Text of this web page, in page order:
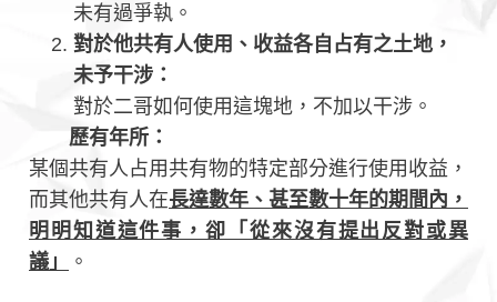
未有過爭執。
對於他共有人使用、收益各自占有之土地，
未予干涉：
對於二哥如何使用這塊地，不加以干涉。
歷有年所：
某個共有人占用共有物的特定部分進行使用收益，
而其他共有人在長達數年、甚至數十年的期間內，
明明知道這件事，卻「從來沒有提出反對或異
議」
。